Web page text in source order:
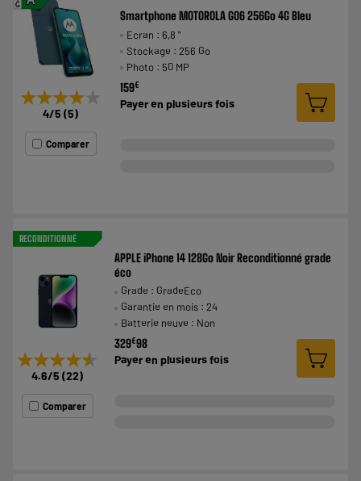
G
★★★★★
★★★★★
4/5 (5)
Comparer
Smartphone MOTOROLA G06 256Go 4G Bleu
Ecran : 6,8 "
Stockage : 256 Go
Photo : 50 MP
159€
Payer en plusieurs fois
RECONDITIONNÉ
★★★★★
★★★★★
4.6/5 (22)
Comparer
APPLE iPhone 14 128Go Noir Reconditionné grade
éco
Grade : GradeEco
Garantie en mois : 24
Batterie neuve : Non
329€98
Payer en plusieurs fois